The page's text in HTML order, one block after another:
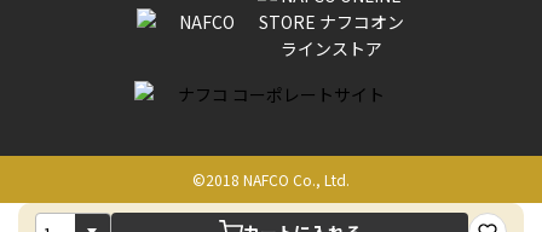
のみの受け渡しとなります。（箱や納品書は付属しておりませ
ん）店舗で準備が出来次第、メールにてご連絡させていただきま
©2018 NAFCO Co., Ltd.